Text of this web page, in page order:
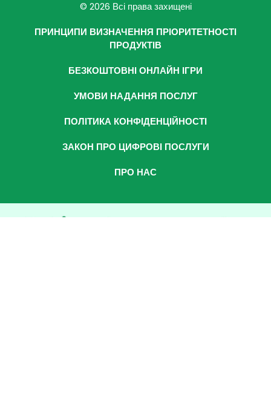
© 2026 Всі права захищені
ПРИНЦИПИ ВИЗНАЧЕННЯ ПРІОРИТЕТНОСТІ
ПРОДУКТІВ
БЕЗКОШТОВНІ ОНЛАЙН ІГРИ
УМОВИ НАДАННЯ ПОСЛУГ
ПОЛІТИКА КОНФІДЕНЦІЙНОСТІ
ЗАКОН ПРО ЦИФРОВІ ПОСЛУГИ
ПРО НАС